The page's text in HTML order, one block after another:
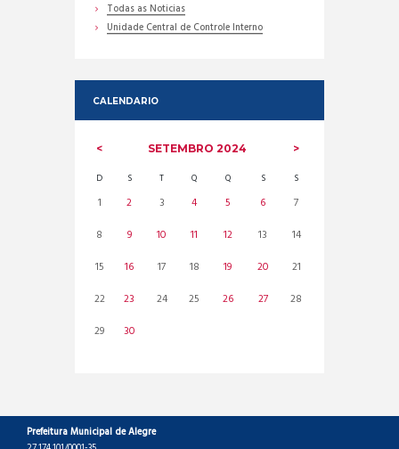
Todas as Noticias
Unidade Central de Controle Interno
CALENDARIO
SETEMBRO 2024
D S T Q Q S S
1 2 3 4 5 6
7
8
9 10 11 12 13
14
15
16 17 18 19 20
21
22
23 24 25 26 27
28
29
30
Prefeitura Municipal de Alegre